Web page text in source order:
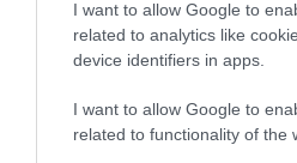
I want to allow Google to
related to analytics like
device identifiers in apps.
I want to allow Google to
related to functionality of the
εκλογές στο Μαξίμου